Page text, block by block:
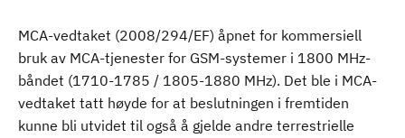
MCA-vedtaket (2008/294/EF) åpnet for kommersiell
bruk av MCA-tjenester for GSM-systemer i 1800 MHz-
båndet (1710-1785 / 1805-1880 MHz). Det ble i MCA-
vedtaket tatt høyde for at beslutningen i fremtiden
kunne bli utvidet til også å gjelde andre terrestrielle